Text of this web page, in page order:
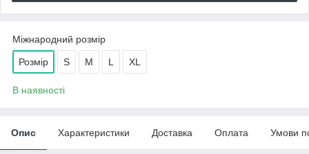
Міжнародний розмір
Розмір S M L XL
В наявності
Опис Характеристики Доставка Оплата Умови